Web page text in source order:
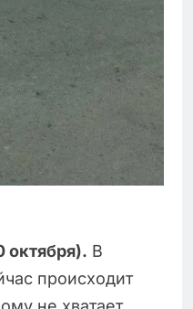
октября). В
происходит